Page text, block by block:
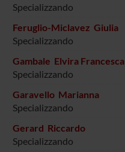
Specializzando
Feruglio-Miclavez Giulia
Specializzando
Gambale Elvira Francesca
Specializzando
Garavello Marianna
Specializzando
Gerard Riccardo
Specializzando